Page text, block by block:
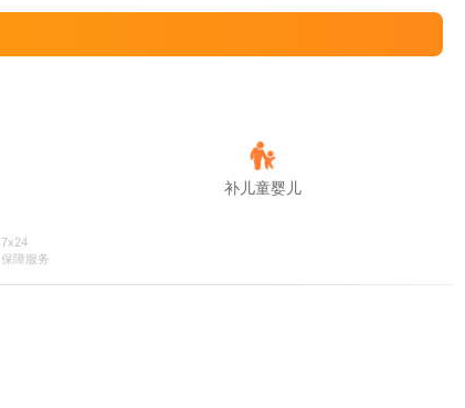
补儿童婴儿
7x24
保障服务